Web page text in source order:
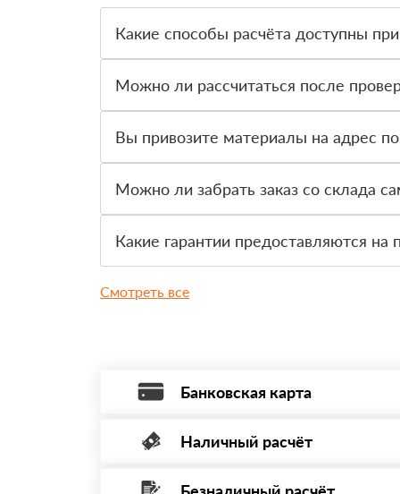
Какие способы расчёта доступны при
Можно ли рассчитаться после
Вы привозите материалы на адрес
Можно ли забрать заказ со склада
Какие гарантии предоставляются на
Смотреть все
Банковская карта
Оплата банковской картой, через
Минимальная сумма платежа — 1 рубль.
Наличный расчёт